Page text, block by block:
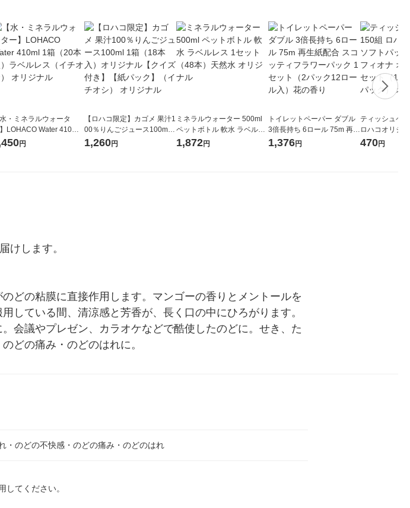
水・ミネラルウォータ
LOHACO Water 410ml
（20本入）ラベルレス
円
【ロハコ限定】カゴメ 果汁1
00％りんごジュース100ml 1
箱（18本入）オリジナル
1,260円
ミネラルウォーター 500ml
ペットボトル 軟水 ラベルレ
ス 1セット（48本）天然水
1,872円
トイレットペーパー ダブル
3倍長持ち 6ロール 75m 再生
紙配合 スコッティフラワー
1,376円
ティッシュペ
ロハコオリジ
ックティッシ
470円
けします。
どの粘膜に直接作用します。マンゴーの香りとメントールを
している間、清涼感と芳香が、長く口の中にひろがります。
会議やプレゼン、カラオケなどで酷使したのどに。せき、た
どの痛み・のどのはれに。
・のどの不快感・のどの痛み・のどのはれ
してください。